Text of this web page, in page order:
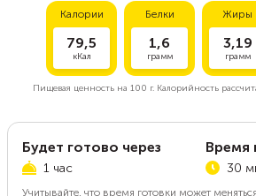
Калории
79,5
кКал
Белки
1,6
грамм
Жиры
3,19
грамм
Пищевая ценность на 100 г.Калорийность
Будет готово через
1 час
Время
30
Учитывайте, что время готовки может